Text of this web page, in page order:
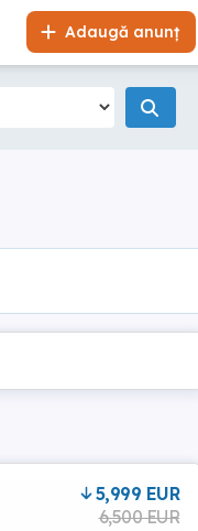
Adaugă anunț
5,999 EUR
6,500 EUR